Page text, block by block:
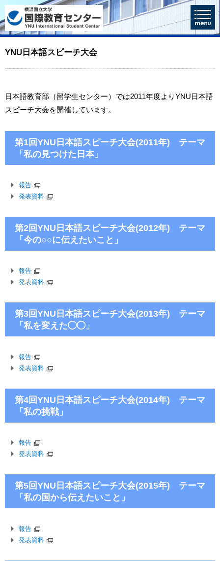
YNU日本語スピーチ大会
日本語教育部（留学生センター）では2011年度よりYNU日本語
スピーチ大会を開催しています。
第1回YNU日本語スピーチ大会(2011年) テーマ
「私の見つけた日本」
報告
発表資料
第2回YNU日本語スピーチ大会(2012年) テーマ
「今の○○に伝えたいこと」
報告
発表資料
第3回YNU日本語スピーチ大会(2013年) テーマ
「私を変えた◯◯」
報告
発表資料
第4回YNU日本語スピーチ大会(2014年) テーマ
「私の挑戦」
報告
発表資料
第5回YNU日本語スピーチ大会(2015年) テーマ
「私の国から伝えたいこと」
報告
発表資料